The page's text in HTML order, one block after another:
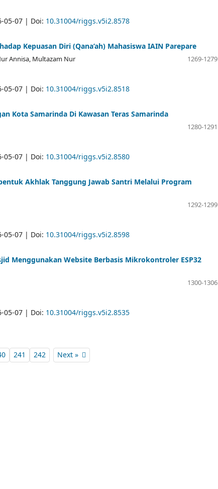
05-07 | Doi: 10.31004/riggs.v5i2.8578
Kepuasan Diri (Qana’ah) Mahasiswa IAIN Parepare
Annisa, Multazam Nur
1269-1279
05-07 | Doi: 10.31004/riggs.v5i2.8518
Kota Samarinda Di Kawasan Teras Samarinda
1280-1291
05-07 | Doi: 10.31004/riggs.v5i2.8580
Akhlak Tanggung Jawab Santri Melalui Program
1292-1299
05-07 | Doi: 10.31004/riggs.v5i2.8598
Menggunakan Website Berbasis Mikrokontroler ESP32
1300-1306
05-07 | Doi: 10.31004/riggs.v5i2.8535
241 242 Next »